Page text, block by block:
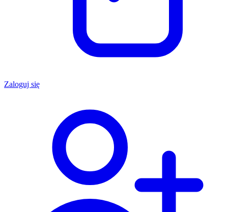
Zaloguj się